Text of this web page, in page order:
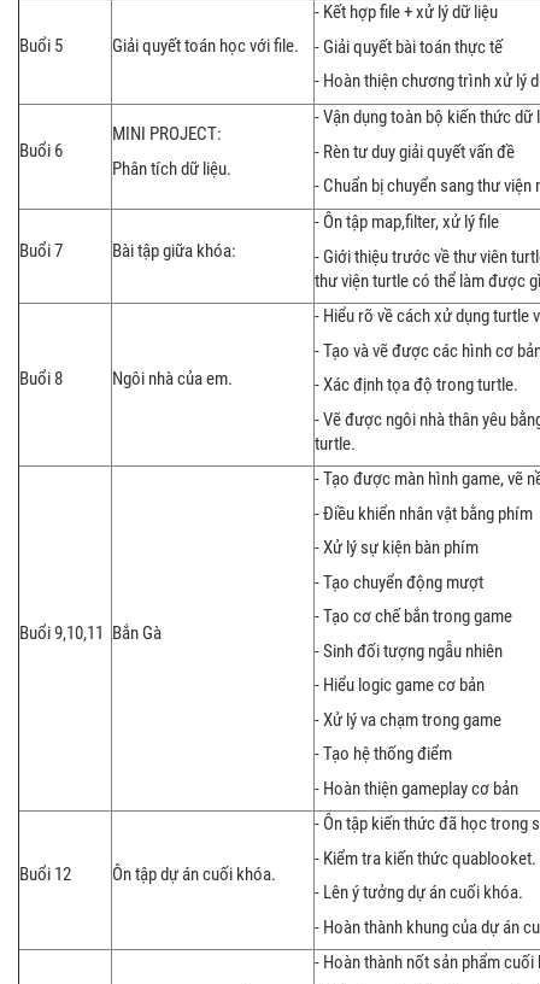
Buổi 5 Giải quyết toán học với file.
- Kết hợp file + xử lý dữ liệu
- Giải quyết bài toán thực tế
- Hoàn thiện chương trình xử lý
Buổi 6
MINI PROJECT:
Phân tích dữ liệu.
- Vận dụng toàn bộ kiến thức dữ
- Rèn tư duy giải quyết vấn đề
- Chuẩn bị chuyển sang thư viện
Buổi 7 Bài tập giữa khóa:
- Ôn tập map,filter, xử lý file
- Giới thiệu trước về thư viên
thư viện turtle có thể làm được
Buổi 8 Ngôi nhà của em.
- Hiểu rõ về cách xử dụng turtle
- Tạo và vẽ được các hình cơ
- Xác định tọa độ trong turtle.
- Vẽ được ngôi nhà thân yêu
turtle.
Buổi 9,10,11 Bắn Gà
- Tạo được màn hình game, vẽ
- Điều khiển nhân vật bằng phím
- Xử lý sự kiện bàn phím
- Tạo chuyển động mượt
- Tạo cơ chế bắn trong game
- Sinh đối tượng ngẫu nhiên
- Hiểu logic game cơ bản
- Xử lý va chạm trong game
- Tạo hệ thống điểm
- Hoàn thiện gameplay cơ bản
Buổi 12 Ôn tập dự án cuối khóa.
- Ôn tập kiến thức đã học trong
- Kiểm tra kiến thức quablooket.
- Lên ý tưởng dự án cuối khóa.
- Hoàn thành khung của dự án
- Hoàn thành nốt sản phẩm cuối